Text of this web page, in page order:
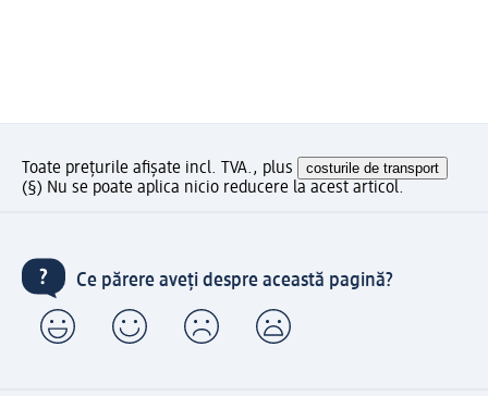
Toate prețurile afișate incl. TVA., plus costurile de transport
(§) Nu se poate aplica nicio reducere la acest articol.
Ce părere aveți despre această pagină?